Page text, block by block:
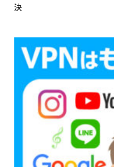
決